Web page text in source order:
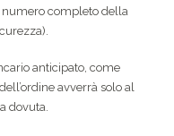
numero completo della
anticipato, come
avverrà solo al
dovuta.